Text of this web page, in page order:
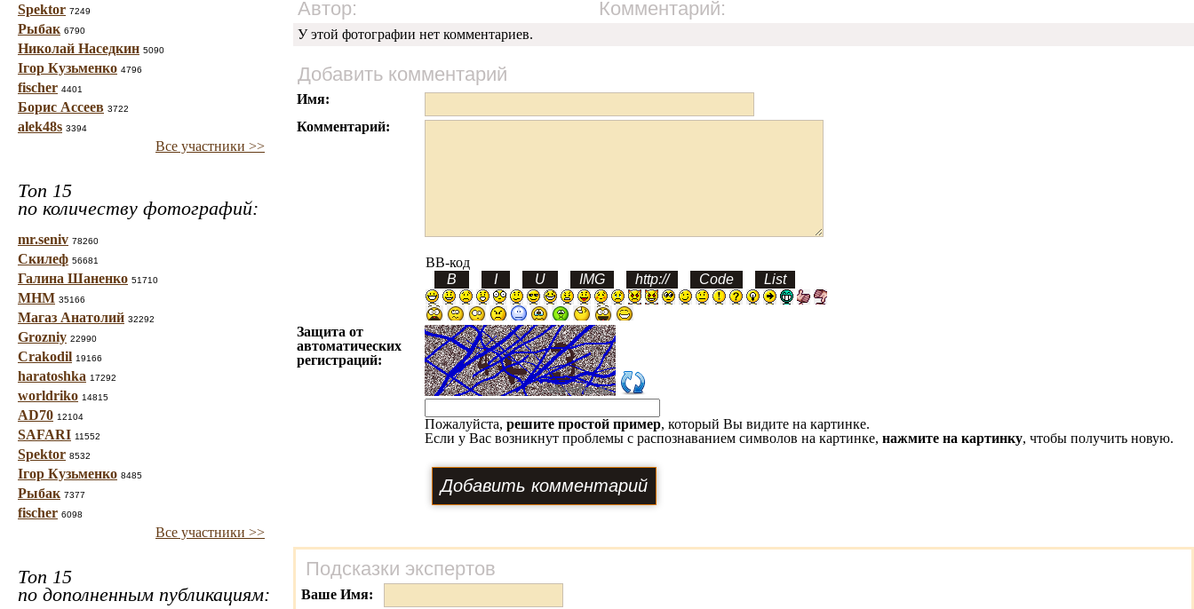
Spektor 7249
Рыбак 6790
Николай Наседкин 5090
Ігор Кузьменко 4796
fischer 4401
Борис Ассеев 3722
alek48s 3394
Все участники >>
Топ 15
по количеству фотографий:
mr.seniv 78260
Скилеф 56681
Галина Шаненко 51710
МНМ 35166
Магаз Анатолий 32292
Grozniy 22990
Crakodil 19166
haratoshka 17292
worldriko 14815
AD70 12104
SAFARI 11552
Spektor 8532
Ігор Кузьменко 8485
Рыбак 7377
fischer 6098
Все участники >>
Топ 15
по дополненным публикациям:
Автор: Комментарий:
У этой фотографии нет комментариев.
Добавить комментарий
Имя:
Комментарий:
BB-код
Защита от
автоматических
регистраций:
Пожалуйста, решите простой пример, который Вы видите на картинке.
Если у Вас возникнут проблемы с распознаванием символов на картинке, нажмите на картинку, чтобы получить новую.
Подсказки экспертов
Ваше Имя: